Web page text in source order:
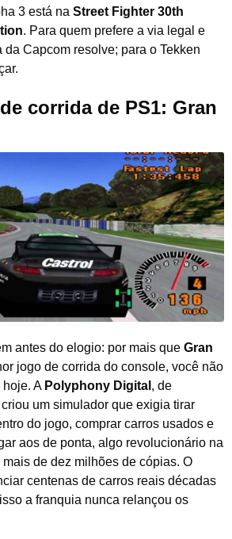
3 está na Street Fighter 30th
. Para quem prefere a via legal e
Capcom resolve; para o Tekken
corrida de PS1: Gran
antes do elogio: por mais que Gran
jogo de corrida do console, você não
A Polyphony Digital , de
um simulador que exigia tirar
do jogo, comprar carros usados e
aos de ponta, algo revolucionário na
de dez milhões de cópias. O
centenas de carros reais décadas
a franquia nunca relançou os